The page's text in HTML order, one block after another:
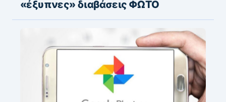
«έξυπνες» διαβάσεις ΦΩΤΟ